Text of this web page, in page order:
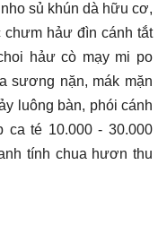
sủ khún dà hữu cơ,
hảư đìn cánh tắt
hảư cò mạy mi po
sương nặn, mák mặn
luông bàn, phói cánh
ca té 10.000 - 30.000
tính chua hươn thu